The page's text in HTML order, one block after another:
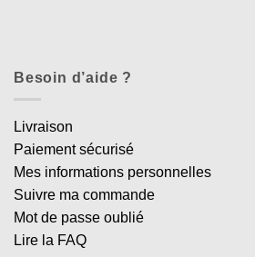
Besoin d’aide ?
Livraison
Paiement sécurisé
Mes informations personnelles
Suivre ma commande
Mot de passe oublié
Lire la FAQ